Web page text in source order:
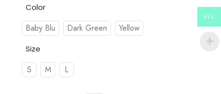
Color
Baby Blu Dark Green Yellow
Size
S M L
ALL